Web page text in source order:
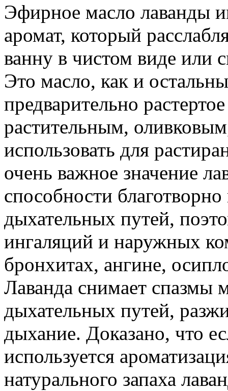
Эфирное масло лаванды
аромат, который
ванну в чистом виде или
Это масло, как и
предварительно
растительным,
использовать для
очень важное значение
способности
дыхательных путей,
ингаляций и наружных
бронхитах, ангине,
Лаванда снимает спазмы
дыхательных путей,
дыхание. Доказано, что
используется
натурального запаха